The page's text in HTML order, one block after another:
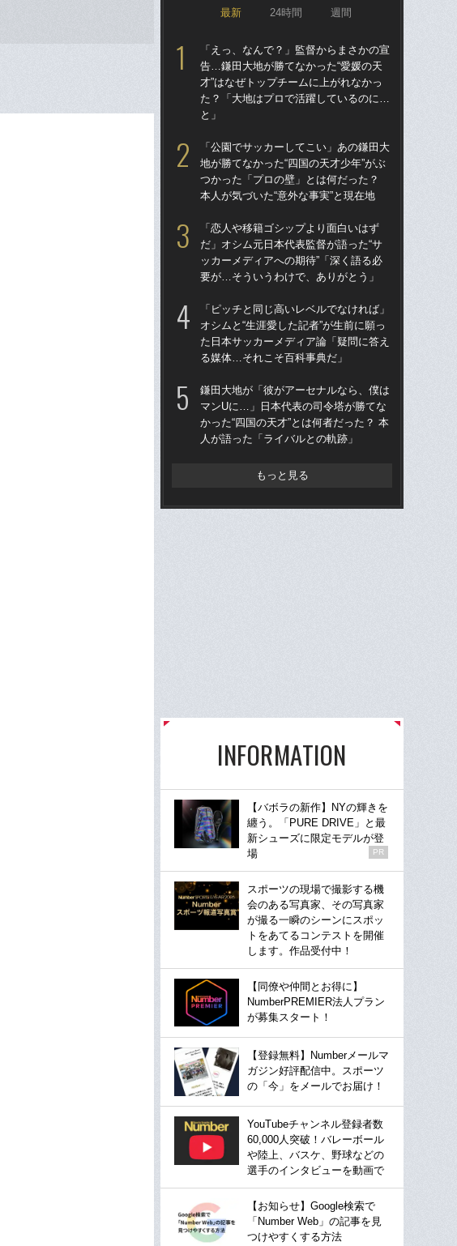
最新 24時間 週間
「えっ、なんで？」監督からまさかの宣
告…鎌田大地が勝てなかった“愛媛の天
才”はなぜトップチームに上がれなかっ
た？「大地はプロで活躍しているのに…
と」
「公園でサッカーしてこい」あの鎌田大
地が勝てなかった“四国の天才少年”がぶ
つかった「プロの壁」とは何だった？
本人が気づいた“意外な事実”と現在地
「恋人や移籍ゴシップより面白いはず
だ」オシム元日本代表監督が語った“サ
ッカーメディアへの期待”「深く語る必
要が…そういうわけで、ありがとう」
「ピッチと同じ高いレベルでなければ」
オシムと“生涯愛した記者”が生前に願っ
た日本サッカーメディア論「疑問に答え
る媒体…それこそ百科事典だ」
鎌田大地が「彼がアーセナルなら、僕は
マンUに…」日本代表の司令塔が勝てな
かった“四国の天才”とは何者だった？ 本
人が語った「ライバルとの軌跡」
もっと見る
INFORMATION
【バボラの新作】NYの輝きを
纏う。「PURE DRIVE」と最
新シューズに限定モデルが登
場
PR
スポーツの現場で撮影する機
会のある写真家、その写真家
が撮る一瞬のシーンにスポッ
トをあてるコンテストを開催
します。作品受付中！
【同僚や仲間とお得に】
NumberPREMIER法人プラン
が募集スタート！
【登録無料】Numberメールマ
ガジン好評配信中。スポーツ
の「今」をメールでお届け！
YouTubeチャンネル登録者数
60,000人突破！バレーボール
や陸上、バスケ、野球などの
選手のインタビューを動画で
【お知らせ】Google検索で
「Number Web」の記事を見
つけやすくする方法